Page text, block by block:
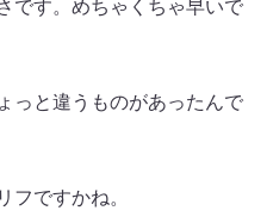
です。めちゃくちゃ早いで
っと違うものがあったんで
ですかね。